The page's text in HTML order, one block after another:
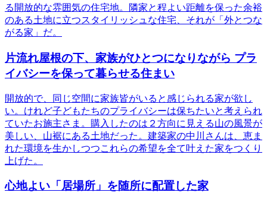
る開放的な雰囲気の住宅地。隣家と程よい距離を保った余裕
のある土地に立つスタイリッシュな住宅、それが「外とつな
がる家」だ。
片流れ屋根の下、家族がひとつになりながら プラ
イバシーを保って暮らせる住まい
開放的で、同じ空間に家族皆がいると感じられる家が欲し
い。けれど子どもたちのプライバシーは保ちたいと考えられ
ていたお施主さま。購入したのは２方向に見える山の風景が
美しい、山裾にある土地だった。建築家の中川さんは、恵ま
れた環境を生かしつつこれらの希望を全て叶えた家をつくり
上げた。
心地よい「居場所」を随所に配置した家